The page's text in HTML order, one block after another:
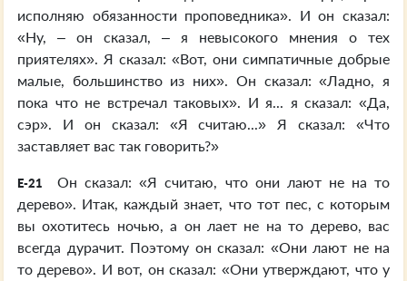
исполняю обязанности проповедника». И он сказал:
«Ну, – он сказал, – я невысокого мнения о тех
приятелях». Я сказал: «Вот, они симпатичные добрые
малые, большинство из них». Он сказал: «Ладно, я
пока что не встречал таковых». И я... я сказал: «Да,
сэр». И он сказал: «Я считаю...» Я сказал: «Что
заставляет вас так говорить?»
E-21
Он сказал: «Я считаю, что они лают не на то
дерево». Итак, каждый знает, что тот пес, с которым
вы охотитесь ночью, а он лает не на то дерево, вас
всегда дурачит. Поэтому он сказал: «Они лают не на
то дерево». И вот, он сказал: «Они утверждают, что у